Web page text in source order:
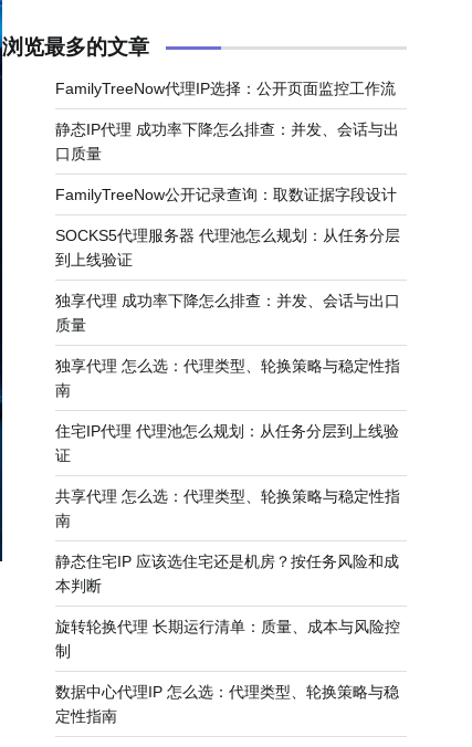
浏览最多的文章
FamilyTreeNow代理IP选择：公开页面监控工作流
静态IP代理 成功率下降怎么排查：并发、会话与出
口质量
FamilyTreeNow公开记录查询：取数证据字段设计
SOCKS5代理服务器 代理池怎么规划：从任务分层
到上线验证
独享代理 成功率下降怎么排查：并发、会话与出口
质量
独享代理 怎么选：代理类型、轮换策略与稳定性指
南
住宅IP代理 代理池怎么规划：从任务分层到上线验
证
共享代理 怎么选：代理类型、轮换策略与稳定性指
南
静态住宅IP 应该选住宅还是机房？按任务风险和成
本判断
旋转轮换代理 长期运行清单：质量、成本与风险控
制
数据中心代理IP 怎么选：代理类型、轮换策略与稳
定性指南